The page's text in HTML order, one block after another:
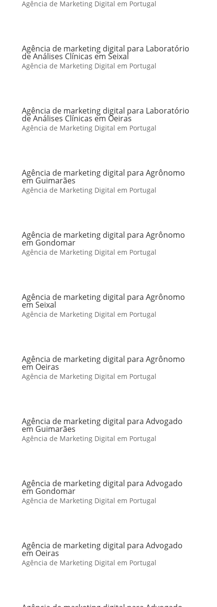
Agência de Marketing Digital em Portugal
Agência de marketing digital para Laboratório
de Análises Clínicas em Seixal
Agência de Marketing Digital em Portugal
Agência de marketing digital para Laboratório
de Análises Clínicas em Oeiras
Agência de Marketing Digital em Portugal
Agência de marketing digital para Agrônomo
em Guimarães
Agência de Marketing Digital em Portugal
Agência de marketing digital para Agrônomo
em Gondomar
Agência de Marketing Digital em Portugal
Agência de marketing digital para Agrônomo
em Seixal
Agência de Marketing Digital em Portugal
Agência de marketing digital para Agrônomo
em Oeiras
Agência de Marketing Digital em Portugal
Agência de marketing digital para Advogado
em Guimarães
Agência de Marketing Digital em Portugal
Agência de marketing digital para Advogado
em Gondomar
Agência de Marketing Digital em Portugal
Agência de marketing digital para Advogado
em Oeiras
Agência de Marketing Digital em Portugal